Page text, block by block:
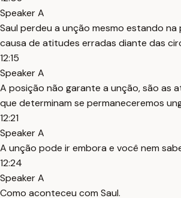
Speaker A
Saul perdeu a unção mesmo estando
causa de atitudes erradas diante das
12:15
Speaker A
A posição não garante a unção, são as
que determinam se permaneceremos
12:21
Speaker A
A unção pode ir embora e você nem
12:24
Speaker A
Como aconteceu com Saul.